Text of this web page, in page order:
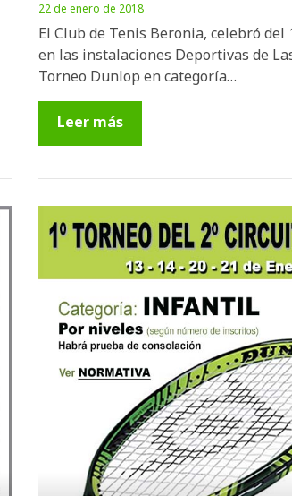
22 de enero de 2018
El Club de Tenis Beronia, celebró del
en las instalaciones Deportivas de
Torneo Dunlop en categoría…
Leer más